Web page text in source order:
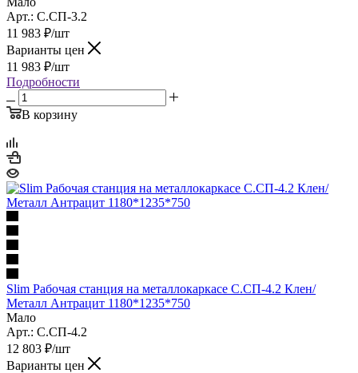
Арт.: С.СП-3.2
11 983 ₽/шт
Варианты цен
11 983 ₽/шт
Подробности
В корзину
Slim Рабочая станция на металлокаркасе С.СП-4.2 Клен/
Металл Антрацит 1180*1235*750
Мало
Арт.: С.СП-4.2
12 803 ₽/шт
Варианты цен